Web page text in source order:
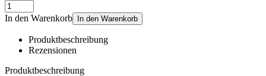
In den Warenkorb In den Warenkorb
Produktbeschreibung
Rezensionen
Produktbeschreibung